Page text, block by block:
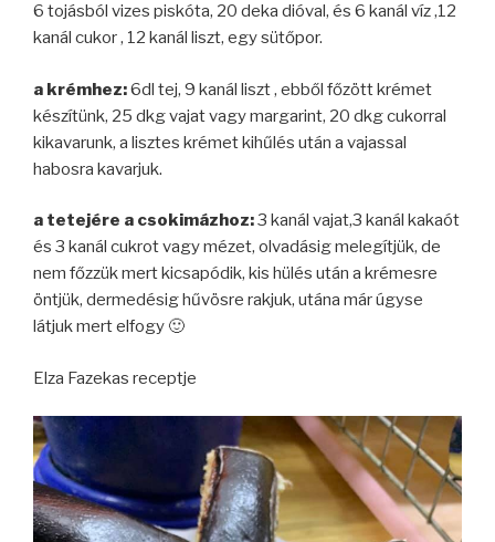
6 tojásból vizes piskóta, 20 deka dióval, és 6 kanál víz ,12
kanál cukor , 12 kanál liszt, egy sütőpor.
a krémhez:6dl tej, 9 kanál liszt , ebből főzött krémet
készítünk, 25 dkg vajat vagy margarint, 20 dkg cukorral
kikavarunk, a lisztes krémet kihűlés után a vajassal
habosra kavarjuk.
a tetejére a csokimázhoz:3 kanál vajat,3 kanál kakaót
és 3 kanál cukrot vagy mézet, olvadásig melegítjük, de
nem főzzük mert kicsapódik, kis hülés után a krémesre
öntjük, dermedésig hűvösre rakjuk, utána már úgyse
látjuk mert elfogy 🙂
Elza Fazekas receptje